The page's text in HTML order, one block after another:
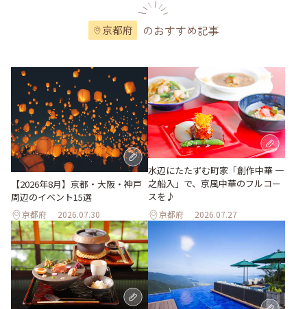
京都府 のおすすめ記事
【2026年8月】京都・大阪・神戸
周辺のイベント15選
京都府 2026.07.30
水辺にたたずむ町家「創作中華 一
之船入」で、京風中華のフルコー
スを♪
京都府 2026.07.27